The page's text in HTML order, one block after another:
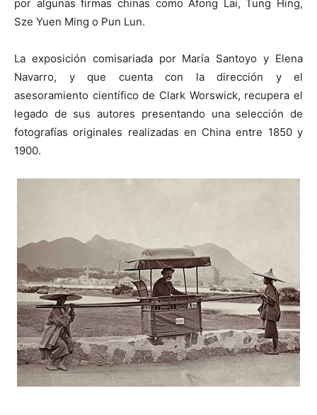
por algunas firmas chinas como Afong Lai, Tung Hing,
Sze Yuen Ming o Pun Lun.
La exposición comisariada por María Santoyo y Elena
Navarro, y que cuenta con la dirección y el
asesoramiento científico de Clark Worswick, recupera el
legado de sus autores presentando una selección de
fotografías originales realizadas en China entre 1850 y
1900.